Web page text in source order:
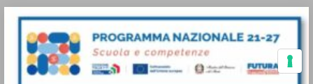
Le